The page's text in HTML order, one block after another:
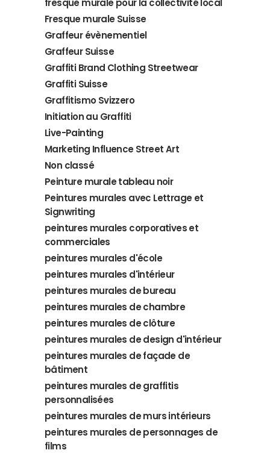
Fresque murale Suisse
Graffeur évènementiel
Graffeur Suisse
Graffiti Brand Clothing Streetwear
Graffiti Suisse
Graffitismo Svizzero
Initiation au Graffiti
Live-Painting
Marketing Influence Street Art
Non classé
Peinture murale tableau noir
Peintures murales avec Lettrage et
Signwriting
peintures murales corporatives et
commerciales
peintures murales d'école
peintures murales d'intérieur
peintures murales de bureau
peintures murales de chambre
peintures murales de clôture
peintures murales de design d'intérieur
peintures murales de façade de
bâtiment
peintures murales de graffitis
personnalisées
peintures murales de murs intérieurs
peintures murales de personnages de
films